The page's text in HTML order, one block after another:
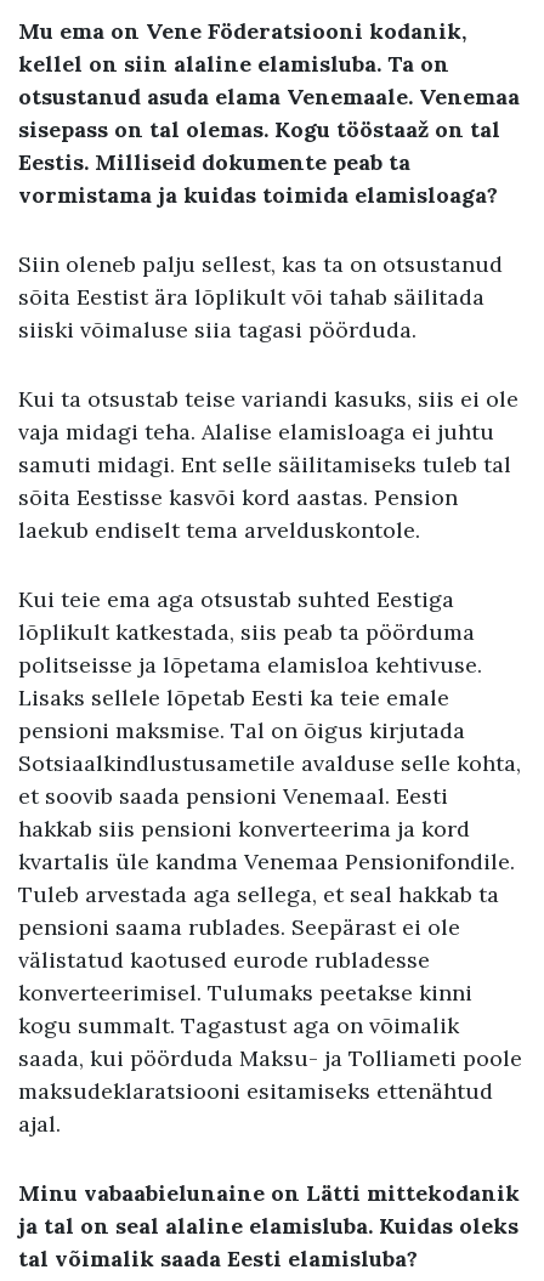
Mu ema on Vene Föderatsiooni kodanik,
kellel on siin alaline elamisluba. Ta on
otsustanud asuda elama Venemaale. Venemaa
sisepass on tal olemas. Kogu tööstaaž on tal
Eestis. Milliseid dokumente peab ta
vormistama ja kuidas toimida elamisloaga?
Siin oleneb palju sellest, kas ta on otsustanud
sõita Eestist ära lõplikult või tahab säilitada
siiski võimaluse siia tagasi pöörduda.
Kui ta otsustab teise variandi kasuks, siis ei ole
vaja midagi teha. Alalise elamisloaga ei juhtu
samuti midagi. Ent selle säilitamiseks tuleb tal
sõita Eestisse kasvõi kord aastas. Pension
laekub endiselt tema arvelduskontole.
Kui teie ema aga otsustab suhted Eestiga
lõplikult katkestada, siis peab ta pöörduma
politseisse ja lõpetama elamisloa kehtivuse.
Lisaks sellele lõpetab Eesti ka teie emale
pensioni maksmise. Tal on õigus kirjutada
Sotsiaalkindlustusametile avalduse selle kohta,
et soovib saada pensioni Venemaal. Eesti
hakkab siis pensioni konverteerima ja kord
kvartalis üle kandma Venemaa Pensionifondile.
Tuleb arvestada aga sellega, et seal hakkab ta
pensioni saama rublades. Seepärast ei ole
välistatud kaotused eurode rubladesse
konverteerimisel. Tulumaks peetakse kinni
kogu summalt. Tagastust aga on võimalik
saada, kui pöörduda Maksu- ja Tolliameti poole
maksudeklaratsiooni esitamiseks ettenähtud
ajal.
Minu vabaabielunaine on Lätti mittekodanik
ja tal on seal alaline elamisluba. Kuidas oleks
tal võimalik saada Eesti elamisluba?